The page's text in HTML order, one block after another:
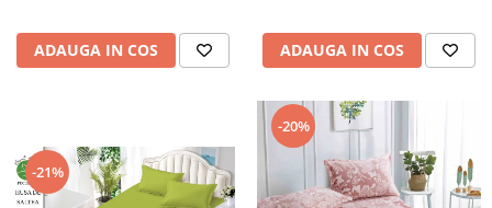
ADAUGA IN COS ADAUGA IN COS
-21%
-20%